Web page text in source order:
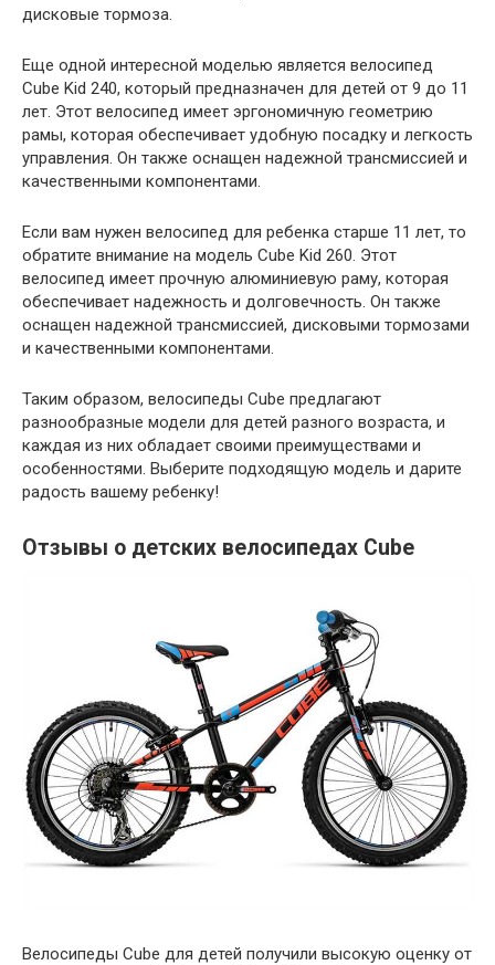
дисковые тормоза.
Еще одной интересной моделью является велосипед
Cube Kid 240, который предназначен для детей от 9 до 11
лет. Этот велосипед имеет эргономичную геометрию
рамы, которая обеспечивает удобную посадку и легкость
управления. Он также оснащен надежной трансмиссией и
качественными компонентами.
Если вам нужен велосипед для ребенка старше 11 лет, то
обратите внимание на модель Cube Kid 260. Этот
велосипед имеет прочную алюминиевую раму, которая
обеспечивает надежность и долговечность. Он также
оснащен надежной трансмиссией, дисковыми тормозами
и качественными компонентами.
Таким образом, велосипеды Cube предлагают
разнообразные модели для детей разного возраста, и
каждая из них обладает своими преимуществами и
особенностями. Выберите подходящую модель и дарите
радость вашему ребенку!
Отзывы о детских велосипедах Cube
Велосипеды Cube для детей получили высокую оценку от